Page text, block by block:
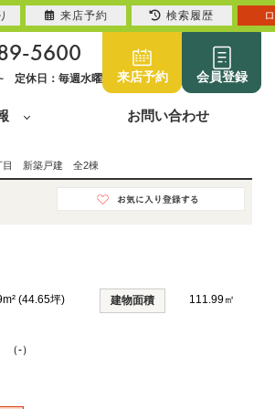
5600
定休日：毎週水曜 来店予約 会員登録
お問い合わせ
目 新築戸建 全2棟
(44.65坪) 建物面積 111.99㎡
-）
来店予約 検索履歴